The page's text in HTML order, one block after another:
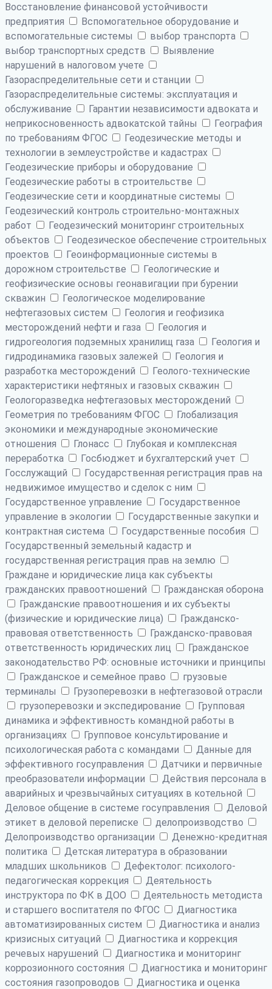
Восстановление финансовой устойчивости
предприятия
Вспомогательное оборудование и
вспомогательные системы
выбор транспорта
выбор транспортных средств
Выявление
нарушений в налоговом учете
Газораспределительные сети и станции
Газораспределительные системы: эксплуатация и
обслуживание
Гарантии независимости адвоката и
неприкосновенность адвокатской тайны
География
по требованиям ФГОС
Геодезические методы и
технологии в землеустройстве и кадастрах
Геодезические приборы и оборудование
Геодезические работы в строительстве
Геодезические сети и координатные системы
Геодезический контроль строительно-монтажных
работ
Геодезический мониторинг строительных
объектов
Геодезическое обеспечение строительных
проектов
Геоинформационные системы в
дорожном строительстве
Геологические и
геофизические основы геонавигации при бурении
скважин
Геологическое моделирование
нефтегазовых систем
Геология и геофизика
месторождений нефти и газа
Геология и
гидрогеология подземных хранилищ газа
Геология и
гидродинамика газовых залежей
Геология и
разработка месторождений
Геолого-технические
характеристики нефтяных и газовых скважин
Геологоразведка нефтегазовых месторождений
Геометрия по требованиям ФГОС
Глобализация
экономики и международные экономические
отношения
Глонасс
Глубокая и комплексная
переработка
Госбюджет и бухгалтерский учет
Госслужащий
Государственная регистрация прав на
недвижимое имущество и сделок с ним
Государственное управление
Государственное
управление в экологии
Государственные закупки и
контрактная система
Государственные пособия
Государственный земельный кадастр и
государственная регистрация прав на землю
Граждане и юридические лица как субъекты
гражданских правоотношений
Гражданская оборона
Гражданские правоотношения и их субъекты
(физические и юридические лица)
Гражданско-
правовая ответственность
Гражданско-правовая
ответственность юридических лиц
Гражданское
законодательство РФ: основные источники и принципы
Гражданское и семейное право
грузовые
терминалы
Грузоперевозки в нефтегазовой отрасли
грузоперевозки и экспедирование
Групповая
динамика и эффективность командной работы в
организациях
Групповое консультирование и
психологическая работа с командами
Данные для
эффективного госуправления
Датчики и первичные
преобразователи информации
Действия персонала в
аварийных и чрезвычайных ситуациях в котельной
Деловое общение в системе госуправления
Деловой
этикет в деловой переписке
делопроизводство
Делопроизводство организации
Денежно-кредитная
политика
Детская литература в образовании
младших школьников
Дефектолог: психолого-
педагогическая коррекция
Деятельность
инструктора по ФК в ДОО
Деятельность методиста
и старшего воспитателя по ФГОС
Диагностика
автоматизированных систем
Диагностика и анализ
кризисных ситуаций
Диагностика и коррекция
речевых нарушений
Диагностика и мониторинг
коррозионного состояния
Диагностика и мониторинг
состояния газопроводов
Диагностика и оценка